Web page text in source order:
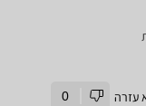
עזרה 0